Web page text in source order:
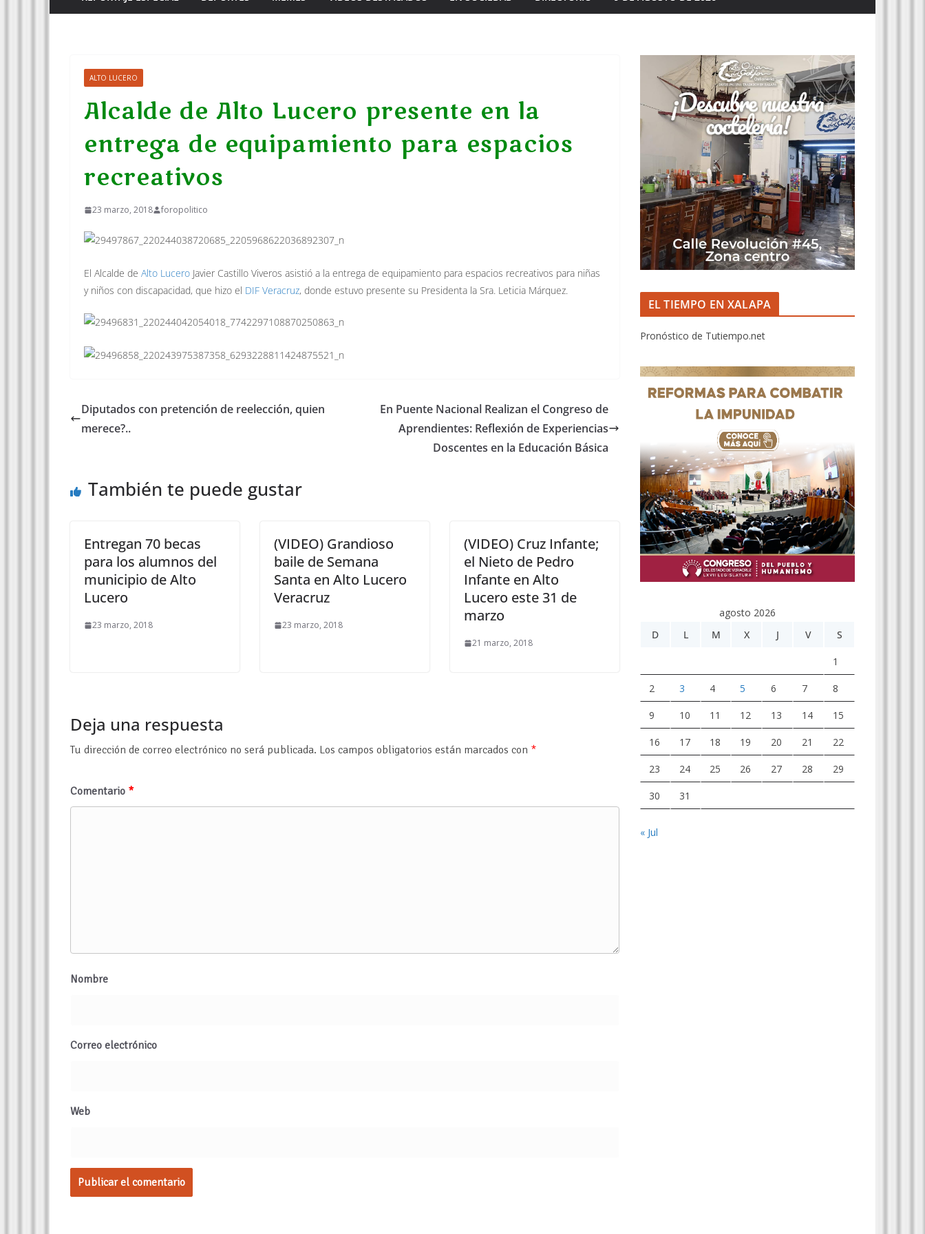
ALTO LUCERO
Alcalde de Alto Lucero presente en la
entrega de equipamiento para espacios
recreativos
23 marzo, 2018 foropolitico
El Alcalde de Alto Lucero Javier Castillo Viveros asistió a la entrega de equipamiento para espacios recreativos para niñas
y niños con discapacidad, que hizo el DIF Veracruz, donde estuvo presente su Presidenta la Sra. Leticia Márquez.
Diputados con pretención de reelección, quien
merece?..
En Puente Nacional Realizan el Congreso de
Aprendientes: Reflexión de Experiencias
Doscentes en la Educación Básica
También te puede gustar
Entregan 70 becas
para los alumnos del
municipio de Alto
Lucero
23 marzo, 2018
(VIDEO) Grandioso
baile de Semana
Santa en Alto Lucero
Veracruz
23 marzo, 2018
(VIDEO) Cruz Infante;
el Nieto de Pedro
Infante en Alto
Lucero este 31 de
marzo
21 marzo, 2018
Deja una respuesta
Tu dirección de correo electrónico no será publicada. Los campos obligatorios están marcados con *
Comentario *
Nombre
Correo electrónico
Web
EL TIEMPO EN XALAPA
Pronóstico de Tutiempo.net
agosto 2026
D
L M X J V S
1
2 3 4 5 6 7 8
9 10 11 12 13 14 15
16 17 18 19 20 21 22
23 24 25 26 27 28 29
30 31
« Jul